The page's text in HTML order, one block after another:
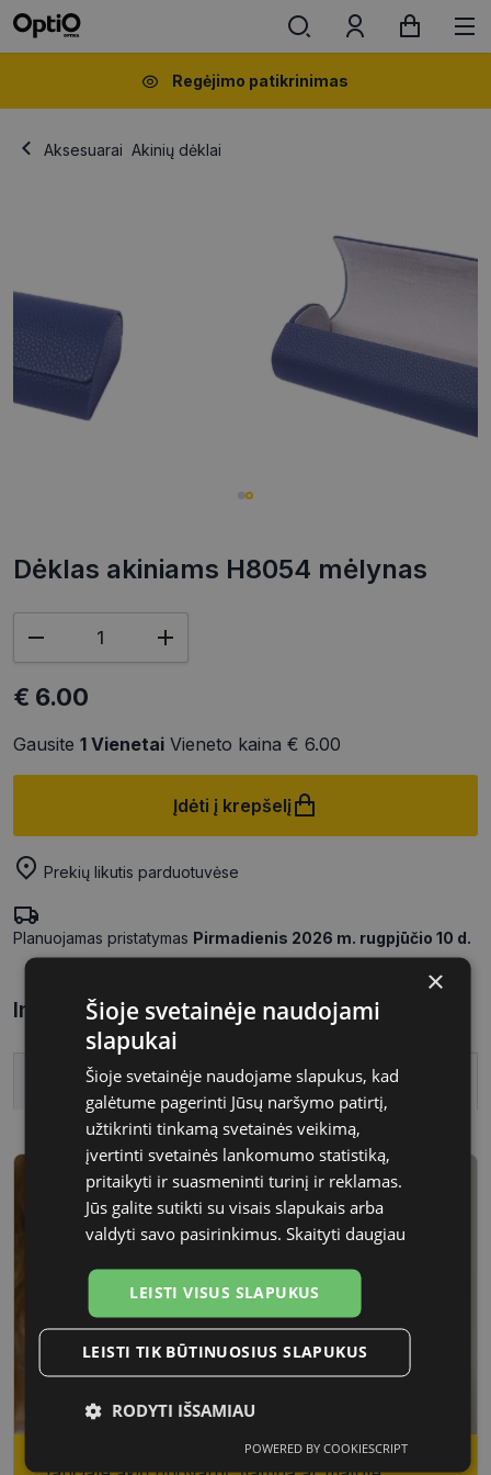
Regėjimo patikrinimas
Aksesuarai Akinių dėklai
Dėklas akiniams H8054 mėlynas
€ 6.00
Gausite 1 Vienetai Vieneto kaina € 6.00
Įdėti į krepšelį
Prekių likutis parduotuvėse
Planuojamas pristatymas Pirmadienis 2026 m. rugpjūčio 10 d.
Informacija apie prekę
Ženklas CHINA
×
Šioje svetainėje naudojami
slapukai
Šioje svetainėje naudojame slapukus, kad
galėtume pagerinti Jūsų naršymo patirtį,
užtikrinti tinkamą svetainės veikimą,
įvertinti svetainės lankomumo statistiką,
pritaikyti ir suasmeninti turinį ir reklamas.
Jūs galite sutikti su visais slapukais arba
valdyti savo pasirinkimus. Skaityti daugiau
LEISTI VISUS SLAPUKUS
LEISTI TIK BŪTINUOSIUS SLAPUKUS
RODYTI IŠSAMIAU
Statistikos
Rinkodaros
POWERED BY COOKIESCRIPT